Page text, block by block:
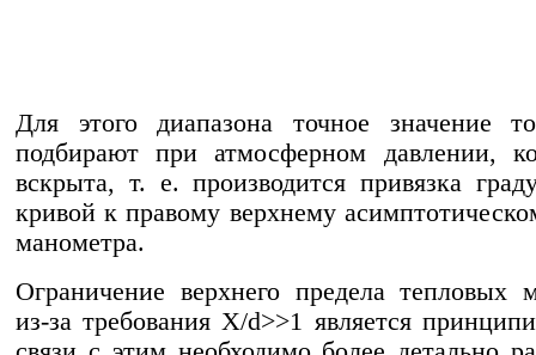
Для этого диапазона точное значение
подбирают при атмосферном давлении,
вскрыта, т. е. производится привязка
кривой к правому верхнему
манометра.
Ограничение верхнего предела тепловых
из-за требования X/d>>1 является